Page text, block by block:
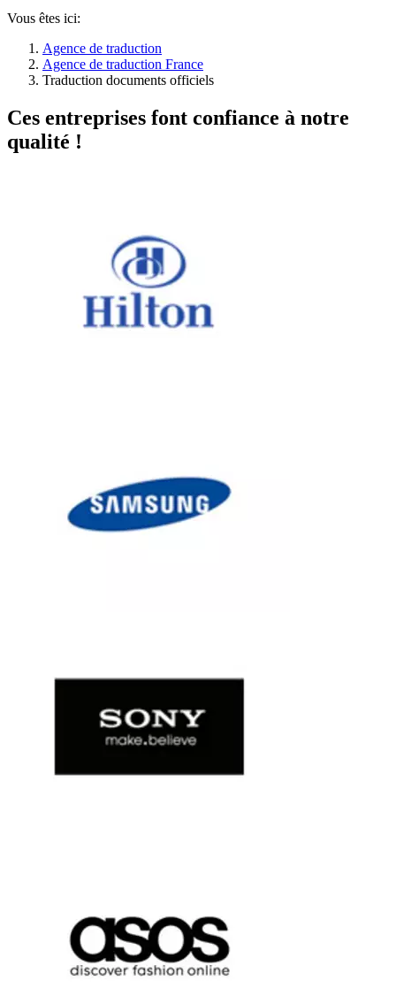
Vous êtes ici:
Agence de traduction
Agence de traduction France
Traduction documents officiels
Ces entreprises font confiance à notre
qualité !